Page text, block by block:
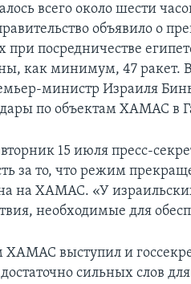
всего около шести
объявило о
при посредничестве
как минимум, 47 ракет.
министр Израиля
по объектам ХАМАС в
15 июля пресс-
за то, что режим
на ХАМАС. «У
необходимые для
выступил и
сильных слов